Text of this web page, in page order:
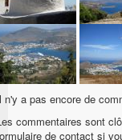
n'y a pas encore de
commentaires sont
de contact si